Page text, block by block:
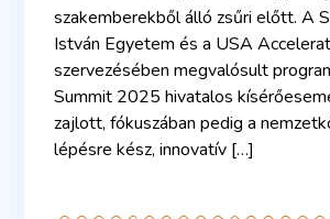
szakemberekből álló zsűri előtt. A
István Egyetem és a USA
szervezésében megvalósult
Summit 2025 hivatalos
zajlott, fókuszában pedig a
lépésre kész, innovatív […]